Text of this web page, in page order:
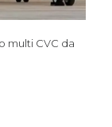
multi CVC da